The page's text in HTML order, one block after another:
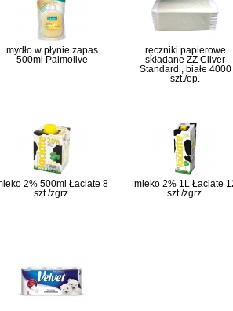
mydło w płynie zapas
500ml Palmolive
ręczniki papierowe
składane ZZ Cliver
Standard , białe 4000
szt./op.
2% 500ml Łaciate 8
szt./zgrz.
mleko 2% 1L Łaciate
szt./zgrz.